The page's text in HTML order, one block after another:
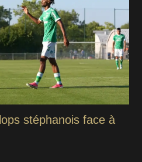
stéphanois face à